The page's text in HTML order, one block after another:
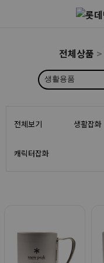
전체상품 >
전체보기 생활잡화
캐릭터잡화